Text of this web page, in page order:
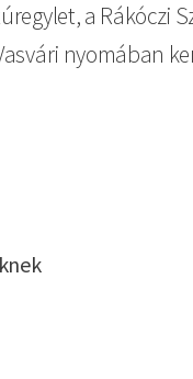
a Rákóczi
nyomában